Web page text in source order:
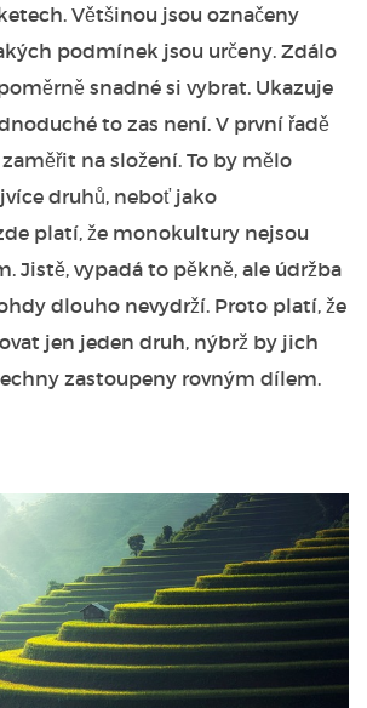
Většinou jsou označeny
podmínek jsou určeny. Zdálo
snadné si vybrat. Ukazuje
to zas není. V první řadě
na složení. To by mělo
druhů, neboť jako
platí, že monokultury nejsou
Jistě, vypadá to pěkně, ale údržba
dlouho nevydrží. Proto platí, že
jen jeden druh, nýbrž by jich
zastoupeny rovným dílem.